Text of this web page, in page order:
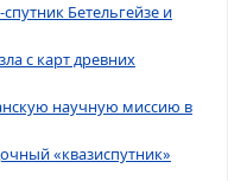
Бетельгейзе и
с карт древних
научную миссию в
«квазиспутник»